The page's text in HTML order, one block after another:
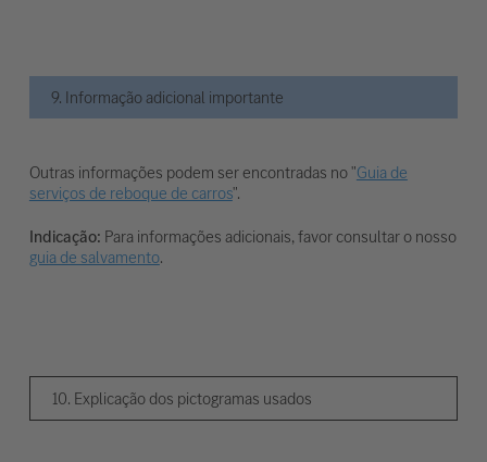
9. Informação adicional importante
Outras informações podem ser encontradas no "Guia de
serviços de reboque de carros".
Indicação: Para informações adicionais, favor consultar o nosso
guia de salvamento.
10. Explicação dos pictogramas usados